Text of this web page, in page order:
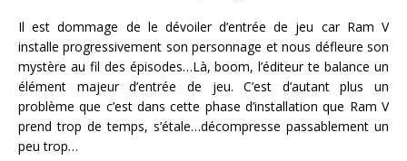
Il est dommage de le dévoiler d’entrée de jeu car Ram V
installe progressivement son personnage et nous défleure son
mystère au fil des épisodes…Là, boom, l’éditeur te balance un
élément majeur d’entrée de jeu. C’est d’autant plus un
problème que c’est dans cette phase d’installation que Ram V
prend trop de temps, s’étale…décompresse passablement un
peu trop…